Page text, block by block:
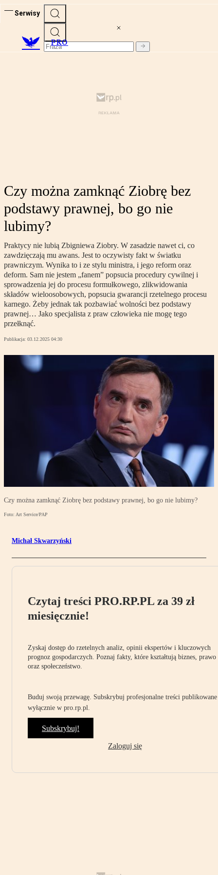
Serwisy
PRO
Czy można zamknąć Ziobrę bez
podstawy prawnej, bo go nie
lubimy?
Praktycy nie lubią Zbigniewa Ziobry. W zasadzie nawet ci, co
zawdzięczają mu awans. Jest to oczywisty fakt w światku
prawniczym. Wynika to i ze stylu ministra, i jego reform oraz
deform. Sam nie jestem „fanem” popsucia procedury cywilnej i
sprowadzenia jej do procesu formułkowego, zlikwidowania
składów wieloosobowych, popsucia gwarancji rzetelnego procesu
karnego. Żeby jednak tak pozbawiać wolności bez podstawy
prawnej… Jako specjalista z praw człowieka nie mogę tego
przełknąć.
Publikacja: 03.12.2025 04:30
Czy można zamknąć Ziobrę bez podstawy prawnej, bo go nie lubimy?
Foto: Art Service/PAP
Michał Skwarzyński
Czytaj treści PRO.RP.PL za 39 zł
miesięcznie!
Zyskaj dostęp do rzetelnych analiz, opinii ekspertów i kluczowych
prognoz gospodarczych. Poznaj fakty, które kształtują biznes, prawo
oraz społeczeństwo.
Buduj swoją przewagę. Subskrybuj profesjonalne treści publikowane
wyłącznie w pro.rp.pl.
Subskrybuj!
Zaloguj się